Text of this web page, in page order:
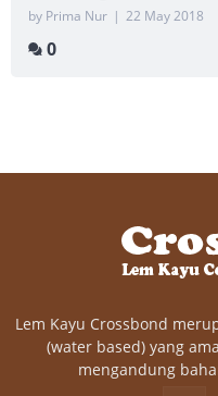
by Prima Nur | 22 May 2018
0
Lem Kayu Crossbond
(water based) yang
mengandung